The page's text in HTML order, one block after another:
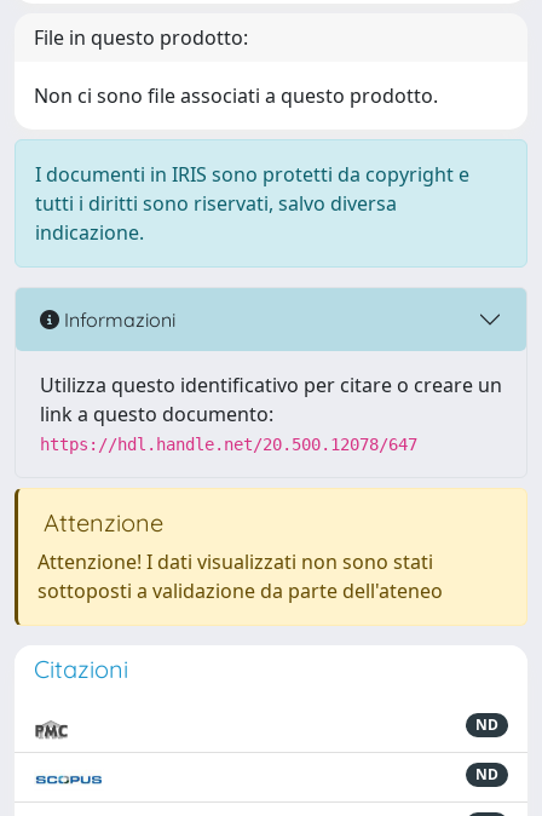
File in questo prodotto:
Non ci sono file associati a questo prodotto.
I documenti in IRIS sono protetti da copyright e
tutti i diritti sono riservati, salvo diversa
indicazione.
Informazioni
Utilizza questo identificativo per citare o creare un
link a questo documento:
https://hdl.handle.net/20.500.12078/647
Attenzione
Attenzione! I dati visualizzati non sono stati
sottoposti a validazione da parte dell'ateneo
Citazioni
ND
ND